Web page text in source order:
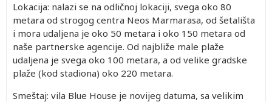
Lokacija: nalazi se na odličnoj lokaciji, svega oko 80
metara od strogog centra Neos Marmarasa, od šetališta
i mora udaljena je oko 50 metara i oko 150 metara od
naše partnerske agencije. Od najbliže male plaže
udaljena je svega oko 100 metara, a od velike gradske
plaže (kod stadiona) oko 220 metara.
Smeštaj: vila Blue House je novijeg datuma, sa velikim